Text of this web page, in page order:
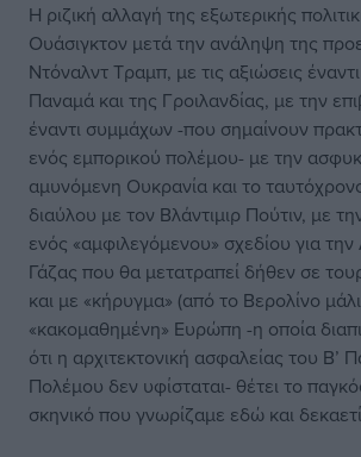
Η ριζική αλλαγή της εξωτερικής
Ουάσιγκτον μετά την ανάληψη της
Ντόναλντ Τραμπ, με τις αξιώσεις
Παναμά και της Γροιλανδίας, με την
έναντι συμμάχων -που σημαίνουν
ενός εμπορικού πολέμου- με την
αμυνόμενη Ουκρανία και το
διαύλου με τον Βλάντιμιρ Πούτιν, με
ενός «αμφιλεγόμενου» σχεδίου για
Γάζας που θα μετατραπεί δήθεν σε
και με «κήρυγμα» (από το Βερολίνο
«κακομαθημένη» Ευρώπη -η οποία
ότι η αρχιτεκτονική ασφαλείας του Β’
Πολέμου δεν υφίσταται- θέτει το
σκηνικό που γνωρίζαμε εδώ και